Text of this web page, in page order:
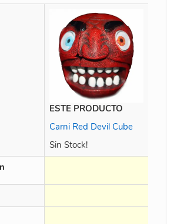
ESTE PRODUCTO
Carni Red Devil Cube
Sin Stock!